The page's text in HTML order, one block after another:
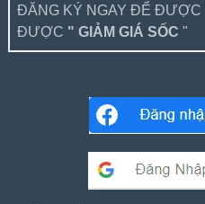
ĐĂNG KÝ NGAY ĐỂ ĐƯỢC
ĐƯỢC " GIẢM GIÁ SỐC "